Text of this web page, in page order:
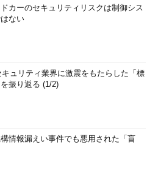
カーのセキュリティリスクは制御シス
ない
キュリティ業界に激震をもたらした「標
振り返る (1/2)
情報漏えい事件でも悪用された「盲